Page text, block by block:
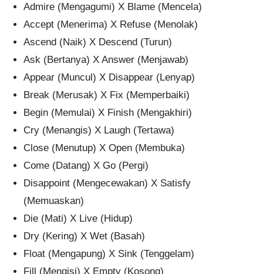
Admire (Mengagumi) X Blame (Mencela)
Accept (Menerima) X Refuse (Menolak)
Ascend (Naik) X Descend (Turun)
Ask (Bertanya) X Answer (Menjawab)
Appear (Muncul) X Disappear (Lenyap)
Break (Merusak) X Fix (Memperbaiki)
Begin (Memulai) X Finish (Mengakhiri)
Cry (Menangis) X Laugh (Tertawa)
Close (Menutup) X Open (Membuka)
Come (Datang) X Go (Pergi)
Disappoint (Mengecewakan) X Satisfy
(Memuaskan)
Die (Mati) X Live (Hidup)
Dry (Kering) X Wet (Basah)
Float (Mengapung) X Sink (Tenggelam)
Fill (Mengisi) X Empty (Kosong)